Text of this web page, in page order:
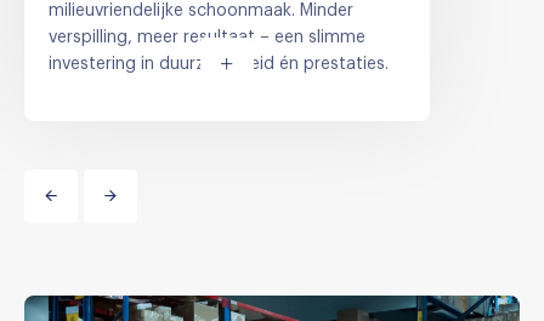
milieuvriendelijke schoonmaak. Minder
verspilling, meer resultaat – een slimme
investering in duurzaamheid én prestaties.